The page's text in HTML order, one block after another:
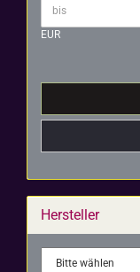
EUR
Hersteller